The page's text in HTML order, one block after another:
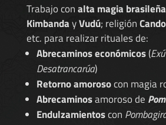
Trabajo conalta magia brasileña
KimbandayVudú; religión
etc. para realizar rituales de:
Abrecaminos económicos(
Desatrancarúa)
Retorno amorosocon magia
Abrecaminosamoroso de
Endulzamientoscon